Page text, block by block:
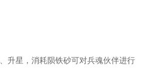
升星，消耗陨铁砂可对兵魂伙伴进行